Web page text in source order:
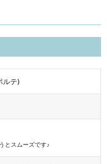
ルテ)
とスムーズです♪